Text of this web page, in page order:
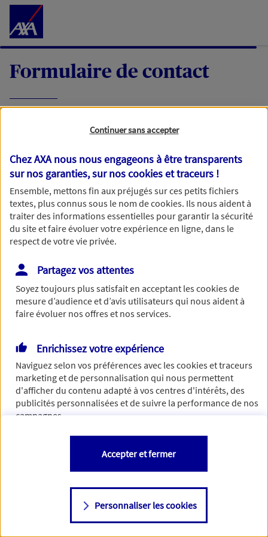
Accéder au Contenu
Formulaire de contact
demande, nous vous répondrons dans les
meilleurs délais par mail ou par téléphone.
Votre message :
Vous disposez de droits sur les informations vous concernant. Pour
plus d’informations,cliquez ici.
Continuer sans accepter
Chez AXA nous nous engageons à être transparents
sur nos garanties, sur noscookies et traceurs !
Ensemble, mettons fin aux préjugés sur ces petits fichiers
textes, plus connus sous le nom decookies. Ils nous aident à
traiter des informations essentielles pour garantir la sécurité
du site et faire évoluer votre expérience en ligne, dans le
respect de votre vie privée.
Partagez vos attentes
Soyez toujours plus satisfait en acceptant lescookiesde
mesure d’audience et d’avis utilisateurs qui nous aident à
faire évoluer nos offres et nos services.
Enrichissez votre expérience
Naviguez selon vos préférences avec lescookies et traceurs
marketing et de personnalisation qui nous permettent
d'afficher du contenu adapté à vos centres d'intérêts, des
publicités personnalisées et de suivre la performance de nos
campagnes.
Vous êtes libre de les accepter, de les refuser comme de
changer d'avis à tout moment en allant sur
Consulter notre politique decookies
Personnaliser les cookies
Accepter et fermer